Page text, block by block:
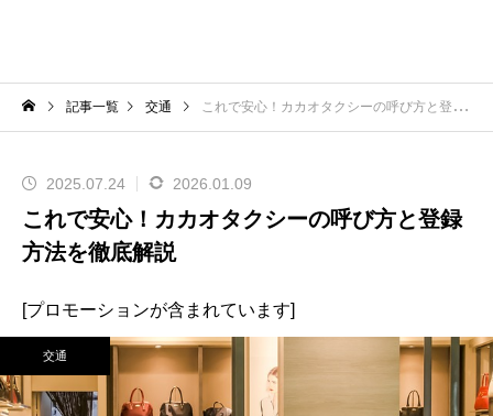
記事一覧 交通 これで安心！カカオタクシーの呼び方と登録方法を徹底解説
2025.07.24 2026.01.09
これで安心！カカオタクシーの呼び方と登録
方法を徹底解説
[プロモーションが含まれています]
交通